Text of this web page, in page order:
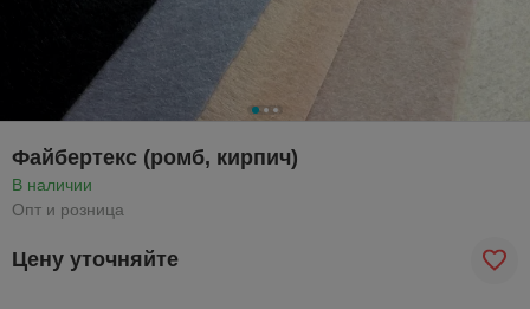
Файбертекс (ромб, кирпич)
В наличии
Опт и розница
Цену уточняйте